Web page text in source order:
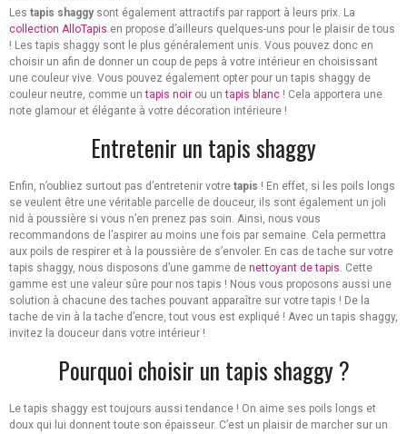
Les tapis shaggy sont également attractifs par rapport à leurs prix. La
collection AlloTapis en propose d’ailleurs quelques-uns pour le plaisir de tous
! Les tapis shaggy sont le plus généralement unis. Vous pouvez donc en
choisir un afin de donner un coup de peps à votre intérieur en choisissant
une couleur vive. Vous pouvez également opter pour un tapis shaggy de
couleur neutre, comme untapis noir ou untapis blanc ! Cela apportera une
note glamour et élégante à votre décoration intérieure !
Entretenir un tapis shaggy
Enfin, n’oubliez surtout pas d’entretenir votre tapis ! En effet, si les poils longs
se veulent être une véritable parcelle de douceur, ils sont également un joli
nid à poussière si vous n’en prenez pas soin. Ainsi, nous vous
recommandons de l’aspirer au moins une fois par semaine. Cela permettra
aux poils de respirer et à la poussière de s’envoler. En cas de tache sur votre
tapis shaggy, nous disposons d’une gamme de nettoyant de tapis. Cette
gamme est une valeur sûre pour nos tapis ! Nous vous proposons aussi une
solution à chacune des taches pouvant apparaître sur votre tapis ! De la
tache de vin à la tache d’encre, tout vous est expliqué ! Avec un tapis shaggy,
invitez la douceur dans votre intérieur !
Pourquoi choisir un tapis shaggy ?
Le tapis shaggy est toujours aussi tendance ! On aime ses poils longs et
doux qui lui donnent toute son épaisseur. C’est un plaisir de marcher sur un